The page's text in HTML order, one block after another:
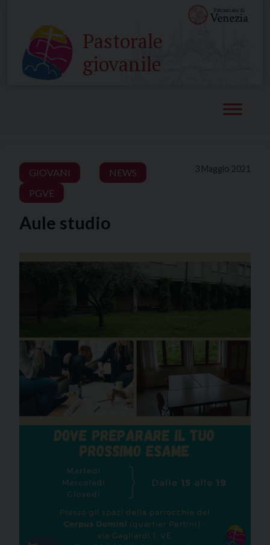
content
Pastorale
giovanile
3 Maggio 2021
GIOVANI
NEWS
PGVE
Aule studio